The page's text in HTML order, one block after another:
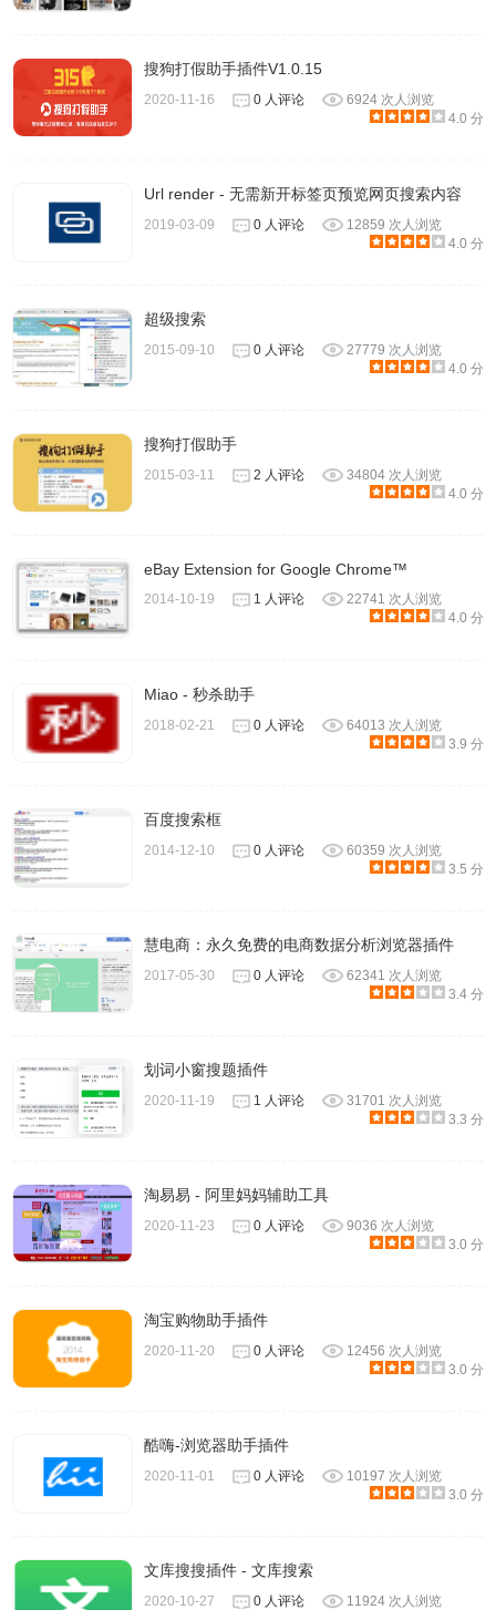
搜狗打假助手插件V1.0.15
2020-11-16 0 人评论
6924 次人浏览
4.0 分
Url render - 无需新开标签页预览网页搜索内容
2019-03-09 0 人评论
12859 次人浏览
4.0 分
超级搜索
2015-09-10 0 人评论
27779 次人浏览
4.0 分
搜狗打假助手
2015-03-11 2 人评论
34804 次人浏览
4.0 分
eBay Extension for Google Chrome™
2014-10-19 1 人评论
22741 次人浏览
4.0 分
Miao - 秒杀助手
2018-02-21 0 人评论
64013 次人浏览
3.9 分
百度搜索框
2014-12-10 0 人评论
60359 次人浏览
3.5 分
慧电商：永久免费的电商数据分析浏览器插件
2017-05-30 0 人评论
62341 次人浏览
3.4 分
划词小窗搜题插件
2020-11-19 1 人评论
31701 次人浏览
3.3 分
淘易易 - 阿里妈妈辅助工具
2020-11-23 0 人评论
9036 次人浏览
3.0 分
淘宝购物助手插件
2020-11-20 0 人评论
12456 次人浏览
3.0 分
酷嗨-浏览器助手插件
2020-11-01 0 人评论
10197 次人浏览
3.0 分
文库搜搜插件 - 文库搜索
2020-10-27 0 人评论
11924 次人浏览